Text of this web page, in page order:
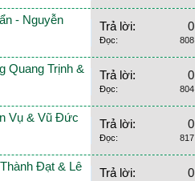
- Nguyễn
Trả lời: 0
Đọc: 808
Quang Trịnh &
Trả lời: 0
Đọc: 804
Vụ & Vũ Đức
Trả lời: 0
Đọc: 817
Đạt & Lê
Trả lời: 0